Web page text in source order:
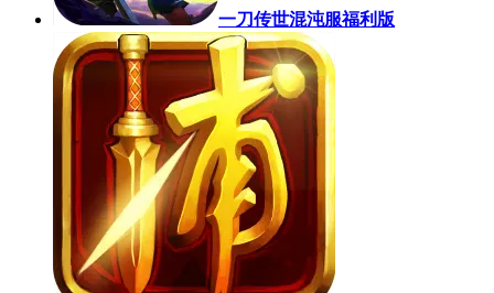
一刀传世混沌服福利版